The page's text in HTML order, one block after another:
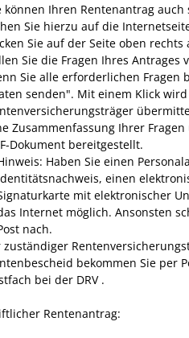
können Ihren Rentenantrag
Sie hierzu auf die
Sie auf der Seite oben
Sie die Fragen Ihres Antrages
Sie alle erforderlichen Fragen
senden". Mit einem Klick
Zusammenfassung Ihrer
Dokument bereitgestellt.
Haben Sie einen
einen
mit elektronischer
Internet möglich. Ansonsten
nach.
zuständiger
bekommen Sie per
bei der DRV .
Rentenantrag: